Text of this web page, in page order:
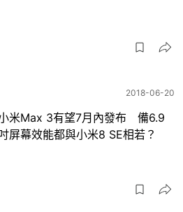
2018-06-20
米Max 3有望7月內發布 備6.9
屏幕效能都與小米8 SE相若？